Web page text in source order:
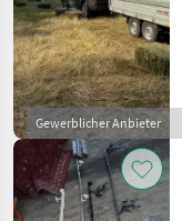
Gewerblicher Anbieter